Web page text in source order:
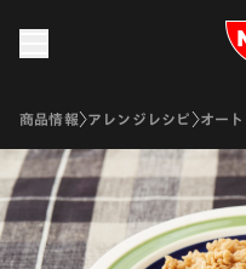
商品情報 アレンジレシピ オート